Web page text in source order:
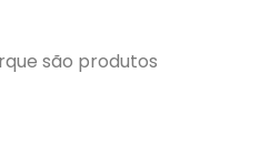
são produtos